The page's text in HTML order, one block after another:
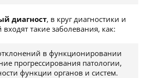
диагност, в круг диагностики и
такие заболевания, как:
в функционировании
прогрессирования патологии,
функции органов и систем.